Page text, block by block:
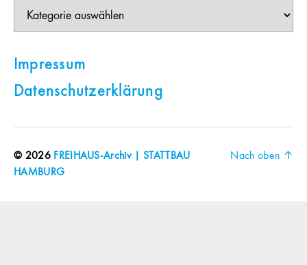
Impressum
Datenschutzerklärung
© 2026 FREIHAUS-Archiv | STATTBAU
HAMBURG
Nach oben ↑